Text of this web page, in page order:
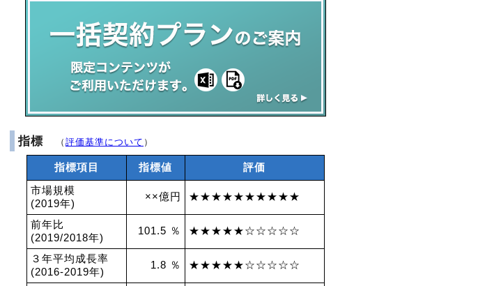
指標 （ 評価基準について ）
指標項目 指標値 評価
市場規模
(2019年)
××億円 ★★★★★★★★★★
前年比
(2019/2018年)
101.5 ％ ★★★★★☆☆☆☆☆
３年平均成長率
(2016-2019年)
1.8 ％ ★★★★★☆☆☆☆☆